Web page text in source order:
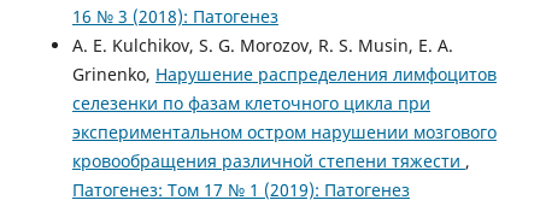
16 № 3 (2018): Патогенез
A. E. Kulchikov, S. G. Morozov, R. S. Musin, E. A.
Grinenko, Нарушение распределения лимфоцитов
селезенки по фазам клеточного цикла при
экспериментальном остром нарушении мозгового
кровообращения различной степени тяжести ,
Патогенез: Том 17 № 1 (2019): Патогенез